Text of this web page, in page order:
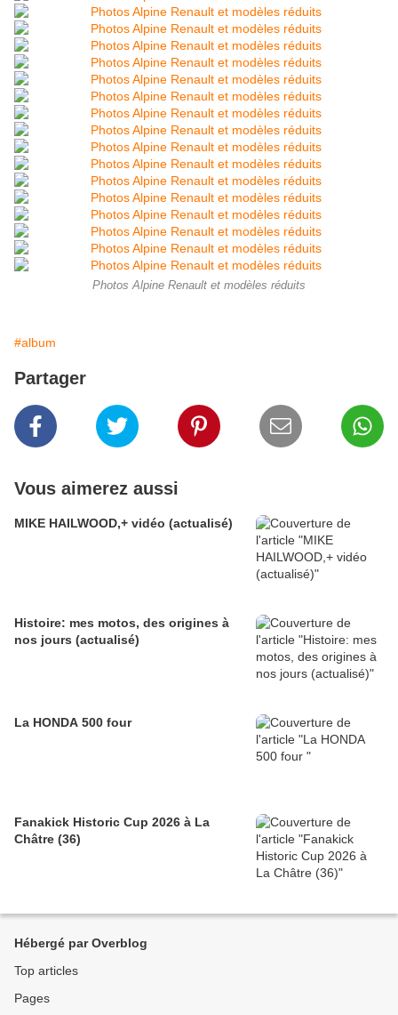
Photos Alpine Renault et modèles réduits
#album
Partager
Vous aimerez aussi
MIKE HAILWOOD,+ vidéo (actualisé)
Histoire: mes motos, des origines à
nos jours (actualisé)
La HONDA 500 four
Fanakick Historic Cup 2026 à La
Châtre (36)
Hébergé par Overblog
Top articles
Pages